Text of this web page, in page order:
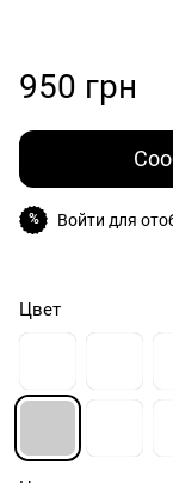
950 грн
% Войти для
Цвет